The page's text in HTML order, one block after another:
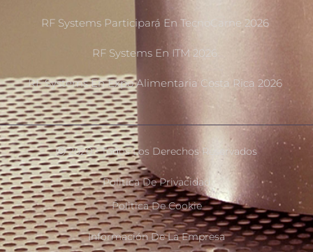
RF Systems Participará En TecnoCarne 2026
RF Systems En ITM 2026
RF Systems En Expo Alimentaria Costa Rica 2026
Ⓒ 2020 - Todos Los Derechos Reservados
Politica De Privacidad
Politica De Cookie
Información De La Empresa